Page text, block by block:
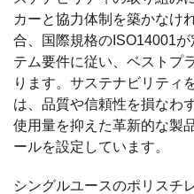
カーと協力体制を築かなけ
合、国際規格のISO14001
テム要件に従い、ベストプ
ります。サステナビリティ
は、品質や信頼性を損なわ
使用量を抑えた革新的な製
ールを設定しています。
シングルユースのポリスチ